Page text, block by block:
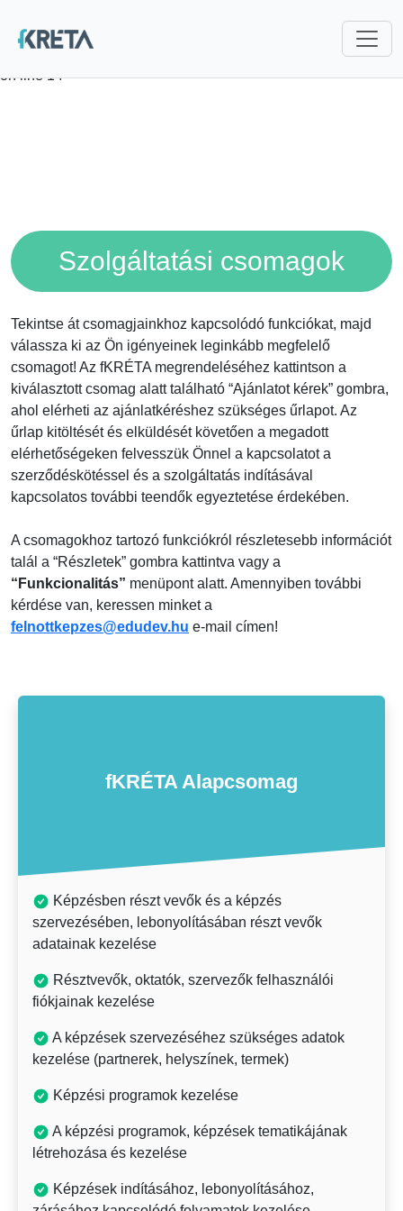
Deprecated: explode(): Passing null to parameter #2 ($string) of
type string is deprecated in
/var/www/fkreta/core/Language.php
on line14
Szolgáltatási csomagok
Tekintse át csomagjainkhoz kapcsolódó funkciókat, majd
válassza ki az Ön igényeinek leginkább megfelelő
csomagot! Az fKRÉTA megrendeléséhez kattintson a
kiválasztott csomag alatt található “Ajánlatot kérek” gombra,
ahol elérheti az ajánlatkéréshez szükséges űrlapot. Az
űrlap kitöltését és elküldését követően a megadott
elérhetőségeken felvesszük Önnel a kapcsolatot a
szerződéskötéssel és a szolgáltatás indításával
kapcsolatos további teendők egyeztetése érdekében.
A csomagokhoz tartozó funkciókról részletesebb információt
talál a “Részletek” gombra kattintva vagy a
“Funkcionalitás” menüpont alatt. Amennyiben további
kérdése van, keressen minket a
felnottkepzes@edudev.hu e-mail címen!
fKRÉTA Alapcsomag
Képzésben részt vevők és a képzés
szervezésében, lebonyolításában részt vevők
adatainak kezelése
Résztvevők, oktatók, szervezők felhasználói
fiókjainak kezelése
A képzések szervezéséhez szükséges adatok
kezelése (partnerek, helyszínek, termek)
Képzési programok kezelése
A képzési programok, képzések tematikájának
létrehozása és kezelése
Képzések indításához, lebonyolításához,